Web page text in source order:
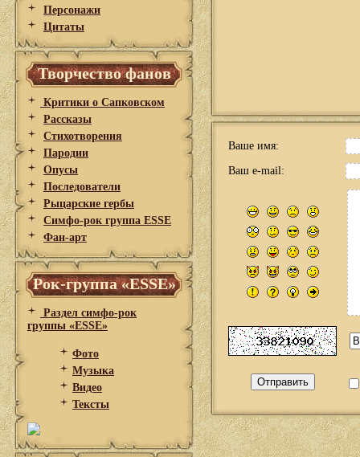
Персонажи
Цитаты
Творчество фанов
Критики о Сапковском
Рассказы
Стихотворения
Пародии
Опусы
Последователи
Рыцарские гербы
Симфо-рок группа ESSE
Фан-арт
Рок-группа «ESSE»
Раздел симфо-рок
группы «ESSE»
Фото
Музыка
Видео
Тексты
Ваше имя:
Ваш e-mail: